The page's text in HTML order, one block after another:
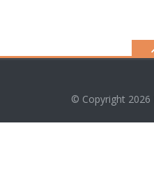
© Copyright 2026